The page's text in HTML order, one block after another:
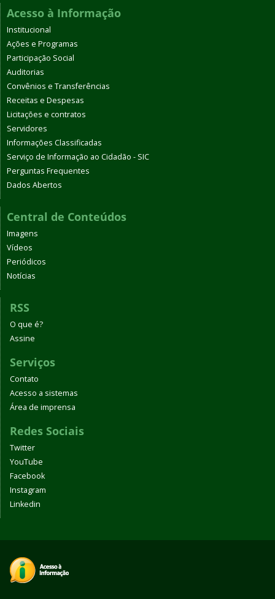
Acesso à Informação
Institucional
Ações e Programas
Participação Social
Auditorias
Convênios e Transferências
Receitas e Despesas
Licitações e contratos
Servidores
Informações Classificadas
Serviço de Informação ao Cidadão - SIC
Perguntas Frequentes
Dados Abertos
Central de Conteúdos
Imagens
Vídeos
Periódicos
Notícias
RSS
O que é?
Assine
Serviços
Contato
Acesso a sistemas
Área de imprensa
Redes Sociais
Twitter
YouTube
Facebook
Instagram
Linkedin